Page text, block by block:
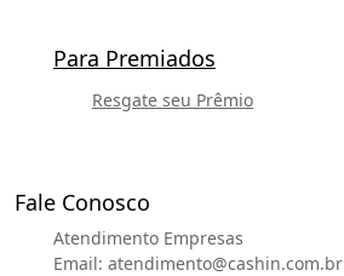
Para Premiados
Resgate seu Prêmio
Fale Conosco
Atendimento Empresas
Email: atendimento@cashin.com.br